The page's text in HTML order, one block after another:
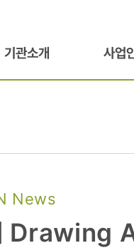
기관소개 사업
News
Drawing